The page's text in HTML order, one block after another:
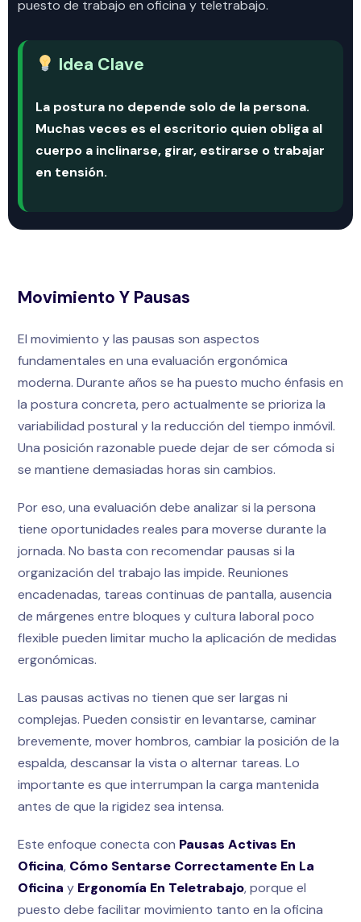
puesto de trabajo en oficina y teletrabajo.
Idea Clave
La postura no depende solo de la persona.
Muchas veces es el escritorio quien obliga al
cuerpo a inclinarse, girar, estirarse o trabajar
en tensión.
Movimiento Y Pausas
El movimiento y las pausas son aspectos
fundamentales en una evaluación ergonómica
moderna. Durante años se ha puesto mucho énfasis en
la postura concreta, pero actualmente se prioriza la
variabilidad postural y la reducción del tiempo inmóvil.
Una posición razonable puede dejar de ser cómoda si
se mantiene demasiadas horas sin cambios.
Por eso, una evaluación debe analizar si la persona
tiene oportunidades reales para moverse durante la
jornada. No basta con recomendar pausas si la
organización del trabajo las impide. Reuniones
encadenadas, tareas continuas de pantalla, ausencia
de márgenes entre bloques y cultura laboral poco
flexible pueden limitar mucho la aplicación de medidas
ergonómicas.
Las pausas activas no tienen que ser largas ni
complejas. Pueden consistir en levantarse, caminar
brevemente, mover hombros, cambiar la posición de la
espalda, descansar la vista o alternar tareas. Lo
importante es que interrumpan la carga mantenida
antes de que la rigidez sea intensa.
Este enfoque conecta con Pausas Activas En
Oficina, Cómo Sentarse Correctamente En La
Oficina y Ergonomía En Teletrabajo, porque el
puesto debe facilitar movimiento tanto en la oficina